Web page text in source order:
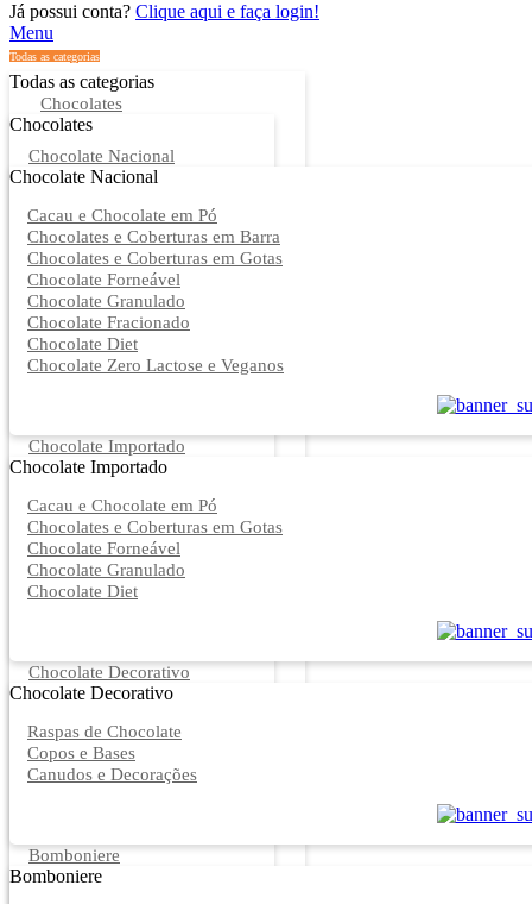
Já possui conta? Clique aqui e faça login!
Menu
Todas as categorias
Todas as categorias
Chocolates
Chocolates
Chocolate Nacional
Chocolate Nacional
Cacau e Chocolate em Pó
Chocolates e Coberturas em Barra
Chocolates e Coberturas em Gotas
Chocolate Forneável
Chocolate Granulado
Chocolate Fracionado
Chocolate Diet
Chocolate Zero Lactose e Veganos
Chocolate Importado
Chocolate Importado
Cacau e Chocolate em Pó
Chocolates e Coberturas em Gotas
Chocolate Forneável
Chocolate Granulado
Chocolate Diet
Chocolate Decorativo
Chocolate Decorativo
Raspas de Chocolate
Copos e Bases
Canudos e Decorações
Bomboniere
Bomboniere